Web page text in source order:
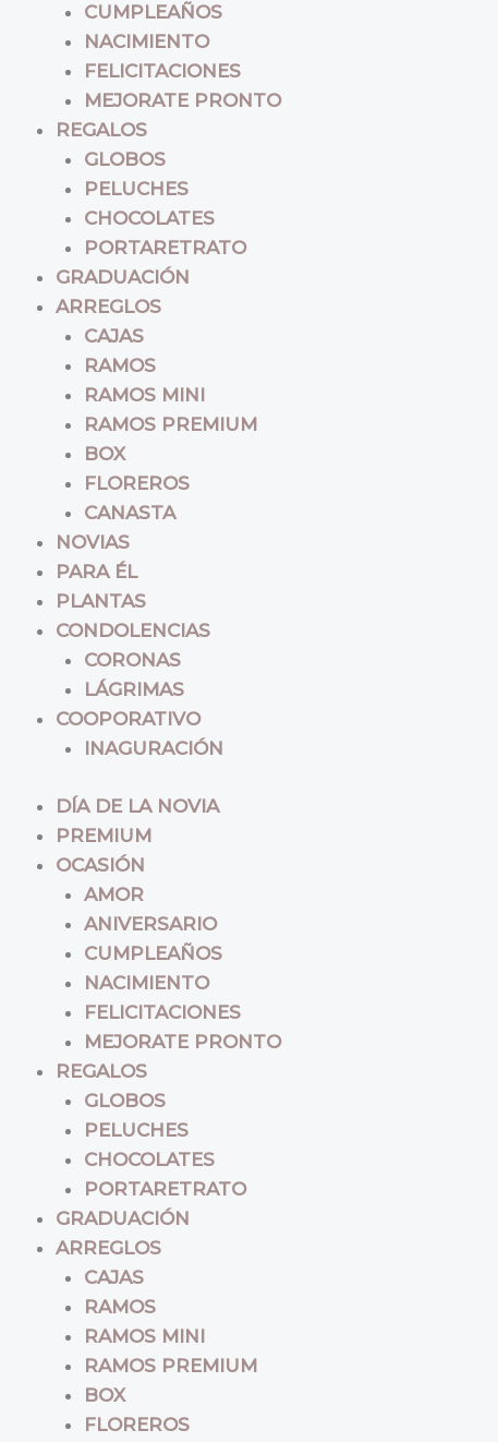
CUMPLEAÑOS
NACIMIENTO
FELICITACIONES
MEJORATE PRONTO
REGALOS
GLOBOS
PELUCHES
CHOCOLATES
PORTARETRATO
GRADUACIÓN
ARREGLOS
CAJAS
RAMOS
RAMOS MINI
RAMOS PREMIUM
BOX
FLOREROS
CANASTA
NOVIAS
PARA ÉL
PLANTAS
CONDOLENCIAS
CORONAS
LÁGRIMAS
COOPORATIVO
INAGURACIÓN
DÍA DE LA NOVIA
PREMIUM
OCASIÓN
AMOR
ANIVERSARIO
CUMPLEAÑOS
NACIMIENTO
FELICITACIONES
MEJORATE PRONTO
REGALOS
GLOBOS
PELUCHES
CHOCOLATES
PORTARETRATO
GRADUACIÓN
ARREGLOS
CAJAS
RAMOS
RAMOS MINI
RAMOS PREMIUM
BOX
FLOREROS